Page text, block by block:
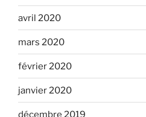
avril 2020
mars 2020
février 2020
janvier 2020
décembre 2019